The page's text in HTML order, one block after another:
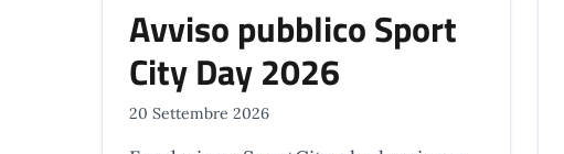
Avviso pubblico Sport
City Day 2026
20 Settembre 2026